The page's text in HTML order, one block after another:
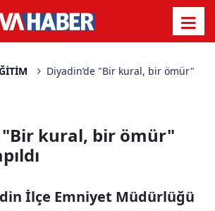
Diyadin’de "Bir kural, bir ömür"
"Bir kural, bir ömür"
İlçe Emniyet Müdürlüğü